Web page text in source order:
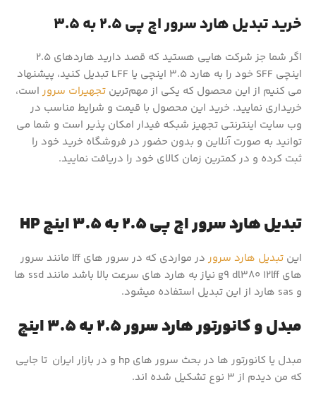
خرید تبدیل هارد سرور اچ پی 2.5 به 3.5
اگر شما جز شرکت هایی هستید که قصد دارید هاردهای 2.5
اینچی SFF خود را به هارد 3.5 اینچی یا LFF تبدیل کنید، پیشنهاد
می کنیم از این محصول که یکی از مهم‌ترین تجهیرات سرور است،
خریداری نمایید. خرید این محصول با قیمت و شرایط مناسب در
وب سایت اینترنتی تجهیز شبکه فیدار امکان پذیر است و شما می
توانید به صورت آنلاین و بدون حضور در فروشگاه خرید خود را
ثبت کرده و در کمترین زمان کالای خود را دریافت نمایید.
تبدیل هارد سرور اچ پی 2.5 به 3.5 اینچ HP
این تبدیل هارد سرور
در مواردی که در سرور های lff مانند سرور
های g9 dl380 12lff نیاز به هارد های سرعت بالا باشد مانند ssd ها
و sas هارد از این تبدیل استفاده میشود.
مبدل و کانورتور هارد سرور 2.5 به 3.5 اینچ
مبدل یا کانورتور ها در بحث سرور های hp و در بازار ایران تا جایی
که من دیدم از 3 نوع تشکیل شده اند.